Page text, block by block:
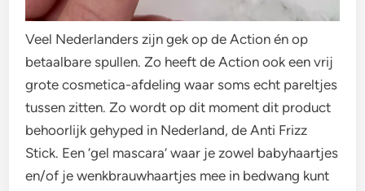
Veel Nederlanders zijn gek op de Action én op
betaalbare spullen. Zo heeft de Action ook een vrij
grote cosmetica-afdeling waar soms echt pareltjes
tussen zitten. Zo wordt op dit moment dit product
behoorlijk gehyped in Nederland, de Anti Frizz
Stick. Een ‘gel mascara’ waar je zowel babyhaartjes
en/of je wenkbrauwhaartjes mee in bedwang kunt